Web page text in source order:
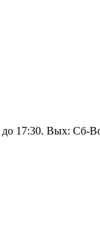
17:30. Вых: